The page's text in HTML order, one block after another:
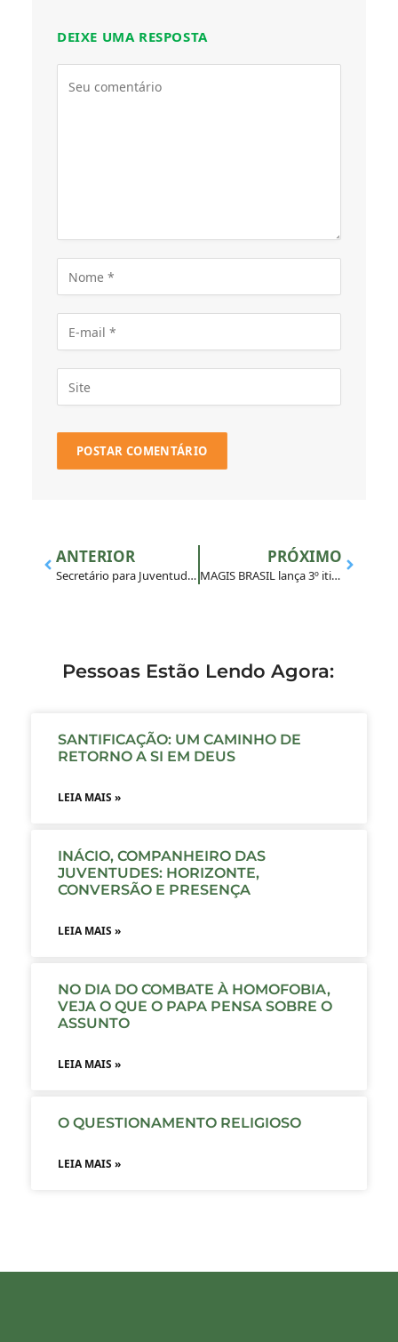
DEIXE UMA RESPOSTA
ANTERIOR
Secretário para Juventude e Vocações encontra-se com reitor da UNISINOS
PRÓXIMO
MAGIS BRASIL lança 3º itinerário da Campanha “Ser Mais Presente”
Pessoas Estão Lendo Agora:
SANTIFICAÇÃO: UM CAMINHO DE
RETORNO A SI EM DEUS
LEIA MAIS »
INÁCIO, COMPANHEIRO DAS
JUVENTUDES: HORIZONTE,
CONVERSÃO E PRESENÇA
LEIA MAIS »
NO DIA DO COMBATE À HOMOFOBIA,
VEJA O QUE O PAPA PENSA SOBRE O
ASSUNTO
LEIA MAIS »
O QUESTIONAMENTO RELIGIOSO
LEIA MAIS »